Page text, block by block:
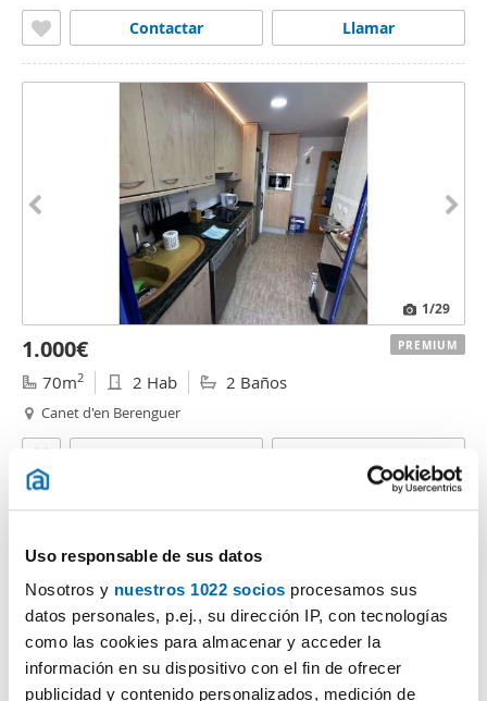
Uso responsable de sus datos
Nosotros y nuestros 1022 socios procesamos sus
datos personales, p.ej., su dirección IP, con tecnologías
como las cookies para almacenar y acceder la
información en su dispositivo con el fin de ofrecer
publicidad y contenido personalizados, medición de
Llamar
Contactar
1/29
1.000€
70m2 2 Hab 2 Baños
Canet d'en Berenguer
PREMIUM